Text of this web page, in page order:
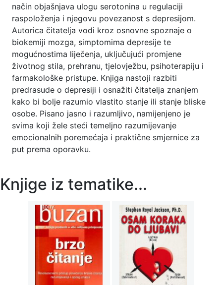
način objašnjava ulogu serotonina u regulaciji
raspoloženja i njegovu povezanost s depresijom.
Autorica čitatelja vodi kroz osnovne spoznaje o
biokemiji mozga, simptomima depresije te
mogućnostima liječenja, uključujući promjene
životnog stila, prehranu, tjelovježbu, psihoterapiju i
farmakološke pristupe. Knjiga nastoji razbiti
predrasude o depresiji i osnažiti čitatelja znanjem
kako bi bolje razumio vlastito stanje ili stanje bliske
osobe. Pisano jasno i razumljivo, namijenjeno je
svima koji žele steći temeljno razumijevanje
emocionalnih poremećaja i praktične smjernice za
put prema oporavku.
Knjige iz tematike...